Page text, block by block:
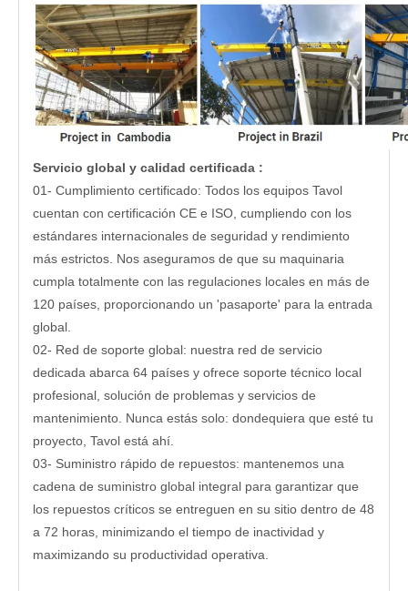
Servicio global y calidad certificada :
01- Cumplimiento certificado: Todos los equipos Tavol
cuentan con certificación CE e ISO, cumpliendo con los
estándares internacionales de seguridad y rendimiento
más estrictos. Nos aseguramos de que su maquinaria
cumpla totalmente con las regulaciones locales en más de
120 países, proporcionando un 'pasaporte' para la entrada
global.
02- Red de soporte global: nuestra red de servicio
dedicada abarca 64 países y ofrece soporte técnico local
profesional, solución de problemas y servicios de
mantenimiento. Nunca estás solo: dondequiera que esté tu
proyecto, Tavol está ahí.
03- Suministro rápido de repuestos: mantenemos una
cadena de suministro global integral para garantizar que
los repuestos críticos se entreguen en su sitio dentro de 48
a 72 horas, minimizando el tiempo de inactividad y
maximizando su productividad operativa.